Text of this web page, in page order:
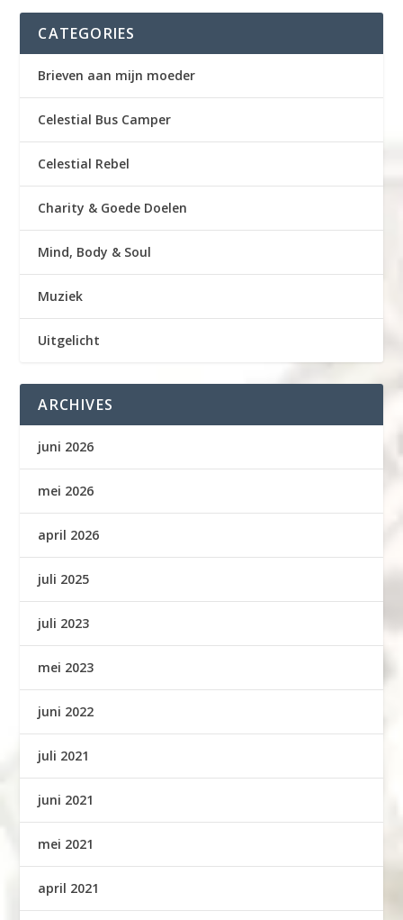
CATEGORIES
Brieven aan mijn moeder
Celestial Bus Camper
Celestial Rebel
Charity & Goede Doelen
Mind, Body & Soul
Muziek
Uitgelicht
ARCHIVES
juni 2026
mei 2026
april 2026
juli 2025
juli 2023
mei 2023
juni 2022
juli 2021
juni 2021
mei 2021
april 2021